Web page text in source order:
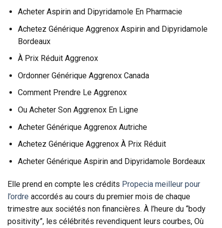
Acheter Aspirin and Dipyridamole En Pharmacie
Achetez Générique Aggrenox Aspirin and Dipyridamole
Bordeaux
À Prix Réduit Aggrenox
Ordonner Générique Aggrenox Canada
Comment Prendre Le Aggrenox
Ou Acheter Son Aggrenox En Ligne
Acheter Générique Aggrenox Autriche
Achetez Générique Aggrenox À Prix Réduit
Acheter Générique Aspirin and Dipyridamole Bordeaux
Elle prend en compte les crédits Propecia meilleur pour
l’ordre accordés au cours du premier mois de chaque
trimestre aux sociétés non financières. À l’heure du “body
positivity”, les célébrités revendiquent leurs courbes, Où